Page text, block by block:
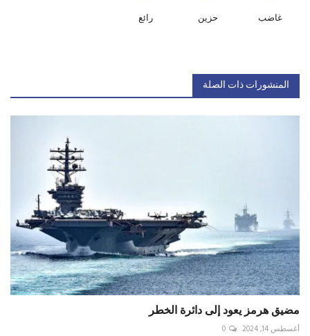
غاضب حزين رائع
المنشورات ذات الصلة
مضيق هرمز يعود إلى دائرة الخطر
أغسطس 14, 2024 0